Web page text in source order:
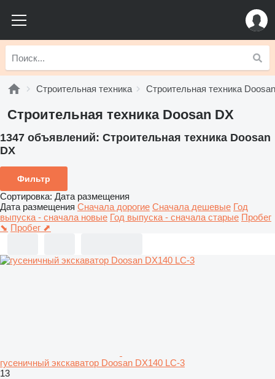
Строительная техника Строительная техника Doosan
Строительная техника Doosan DX
1347 объявлений: Строительная техника Doosan
DX
Фильтр
Сортировка: Дата размещения
Дата размещения Сначала дорогие Сначала дешевые Год
выпуска - сначала новые Год выпуска - сначала старые Пробег
⬊ Пробег ⬈
гусеничный экскаватор Doosan DX140 LC-3
13